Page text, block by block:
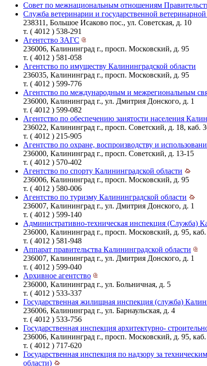
Совет по межнациональным отношениям
Служба ветеринарии и государственной
238311, Большое Исаково пос., ул. Советская, д. 10
т. ( 4012 ) 538-291
Агентство ЗАГС
236006, Калининград г., просп. Московский, д. 95
т. ( 4012 ) 581-058
Агентство по имуществу Калининградской области
236035, Калининград г., просп. Московский, д. 95
т. ( 4012 ) 599-776
Агентство по международным и межрегиональным
236000, Калининград г., ул. Дмитрия Донского, д. 1
т. ( 4012 ) 599-082
Агентство по обеспечению занятости населения
236022, Калининград г., просп. Советский, д. 18, каб.
т. ( 4012 ) 215-905
Агентство по охране, воспроизводству и
236000, Калининград г., просп. Советский, д. 13-15
т. ( 4012 ) 570-402
Агентство по спорту Калининградской области
236006, Калининград г., просп. Московский, д. 95
т. ( 4012 ) 580-006
Агентство по туризму Калининградской области
236007, Калининград г., ул. Дмитрия Донского, д. 1
т. ( 4012 ) 599-140
Административно-техническая инспекция (Служба)
236000, Калининград г., просп. Московский, д. 95,
т. ( 4012 ) 581-948
Аппарат правительства Калининградской области
236007, Калининград г., ул. Дмитрия Донского, д. 1
т. ( 4012 ) 599-040
Архивное агентство
236000, Калининград г., ул. Больничная, д. 5
т. ( 4012 ) 533-337
Государственная жилищная инспекция (служба)
236006, Калининград г., ул. Барнаульская, д. 4
т. ( 4012 ) 533-756
Государственная инспекция архитектурно-
236006, Калининград г., просп. Московский, д. 95, каб.
т. ( 4012 ) 717-620
Государственная инспекция по надзору за
области)